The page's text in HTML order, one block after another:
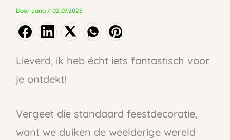
Door Lana / 02.07.2025
Lieverd, ik heb écht iets fantastisch voor
je ontdekt!
Vergeet die standaard feestdecoratie,
want we duiken de weelderige wereld